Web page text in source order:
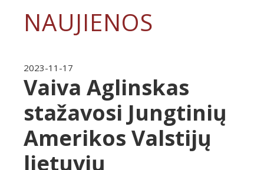
NAUJIENOS
2023-11-17
Vaiva Aglinskas
stažavosi Jungtinių
Amerikos Valstijų
lietuvių